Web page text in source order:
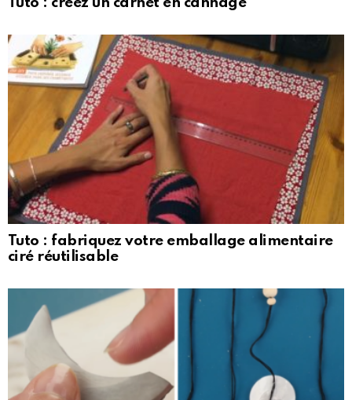
Tuto : fabriquez votre emballage alimentaire
ciré réutilisable